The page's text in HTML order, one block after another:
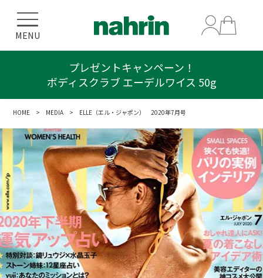
MENU
プレゼントキャンペーン！
ボディスクラブ エーデルワイス 50g
HOME > MEDIA > ELLE（エル・ジャポン） 2020年7月号